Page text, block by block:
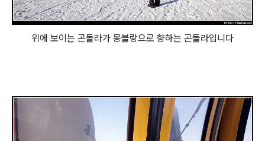
위에 보이는 곤돌라가 몽블랑으로 향하는 곤돌라입니다